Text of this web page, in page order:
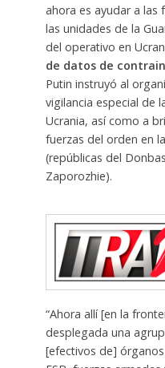
ahora es ayudar a las
las unidades de la
del operativo en
de datos de
Putin instruyó al
vigilancia especial de
Ucrania, así como a
fuerzas del orden en
(repúblicas del
Zaporozhie).
“Ahora allí [en la
desplegada una
[efectivos de]